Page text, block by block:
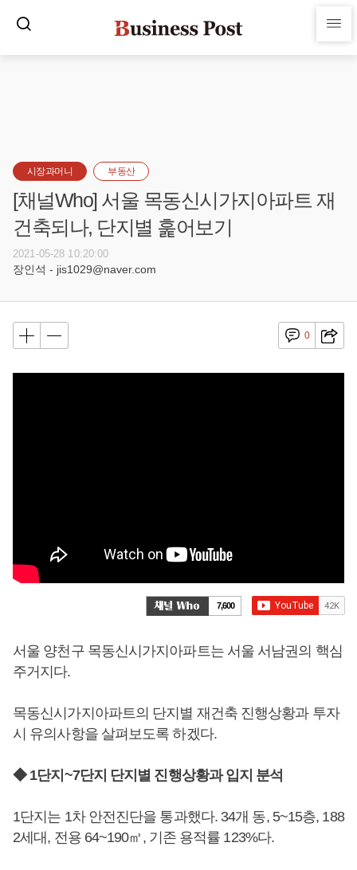
시장과머니 부동산
[채널Who] 서울 목동신시가지아파트 재
건축되나, 단지별 훑어보기
2021-05-28 10:20:00
장인석 - jis1029@naver.com
0
7,600
서울 양천구 목동신시가지아파트는 서울 서남권의 핵심
주거지다.
목동신시가지아파트의 단지별 재건축 진행상황과 투자
시 유의사항을 살펴보도록 하겠다.
◆ 1단지~7단지 단지별 진행상황과 입지 분석
1단지는 1차 안전진단을 통과했다. 34개 동, 5~15층, 188
2세대, 전용 64~190㎡, 기존 용적률 123%다.